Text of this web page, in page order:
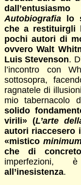
Autobiografialo
che a restituirgli
pochi autori di
ovvero Walt
Luis Stevenson.
l’incontro con
sottosopra,
ragnatele di
mio tabernacolo
solido
virili» (L’arte
autori riaccesero
«mistico
che di
all’inesistenza.